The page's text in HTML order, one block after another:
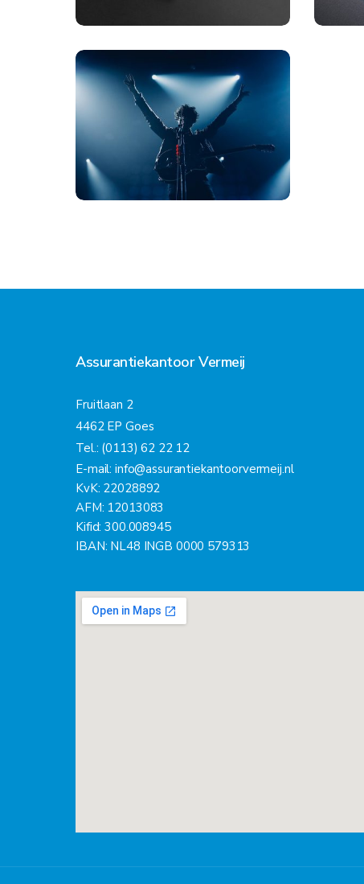
Assurantiekantoor Vermeij
Fruitlaan 2
4462 EP Goes
Tel.: (0113) 62 22 12
E-mail: info@assurantiekantoorvermeij.nl
KvK: 22028892
AFM: 12013083
Kifid: 300.008945
IBAN: NL48 INGB 0000 579313